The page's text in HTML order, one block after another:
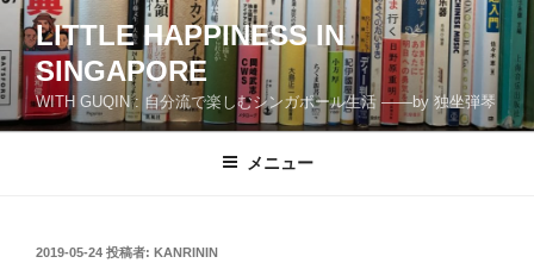
テ
ン
ツ
LITTLE HAPPINESS IN
SINGAPORE
WITH GUQIN : 自分流で楽しむシンガポール生活 ――by 独坐弾琴
メニュー
投
2019-05-24 投稿者: KANRININ